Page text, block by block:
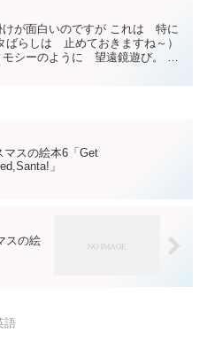
が面白いのですが これは 特に
ばらしは 止めておきますね～）
モシーのように 望遠鏡遊び。 ラ
マスの絵本6「Get
」
スの絵
語